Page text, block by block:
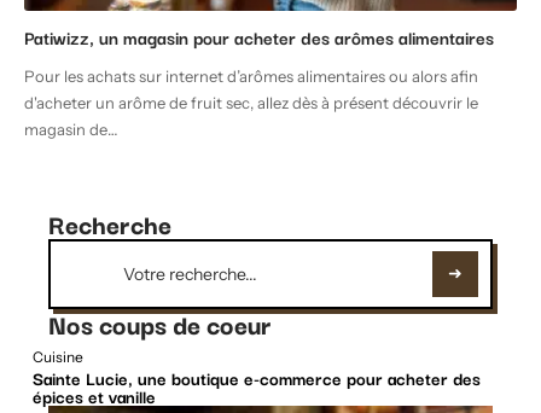
Patiwizz, un magasin pour acheter des arômes alimentaires
Pour les achats sur internet d’arômes alimentaires ou alors afin
d'acheter un arôme de fruit sec, allez dès à présent découvrir le
magasin de…
Recherche
Nos coups de coeur
Cuisine
Sainte Lucie, une boutique e-commerce pour acheter des
épices et vanille